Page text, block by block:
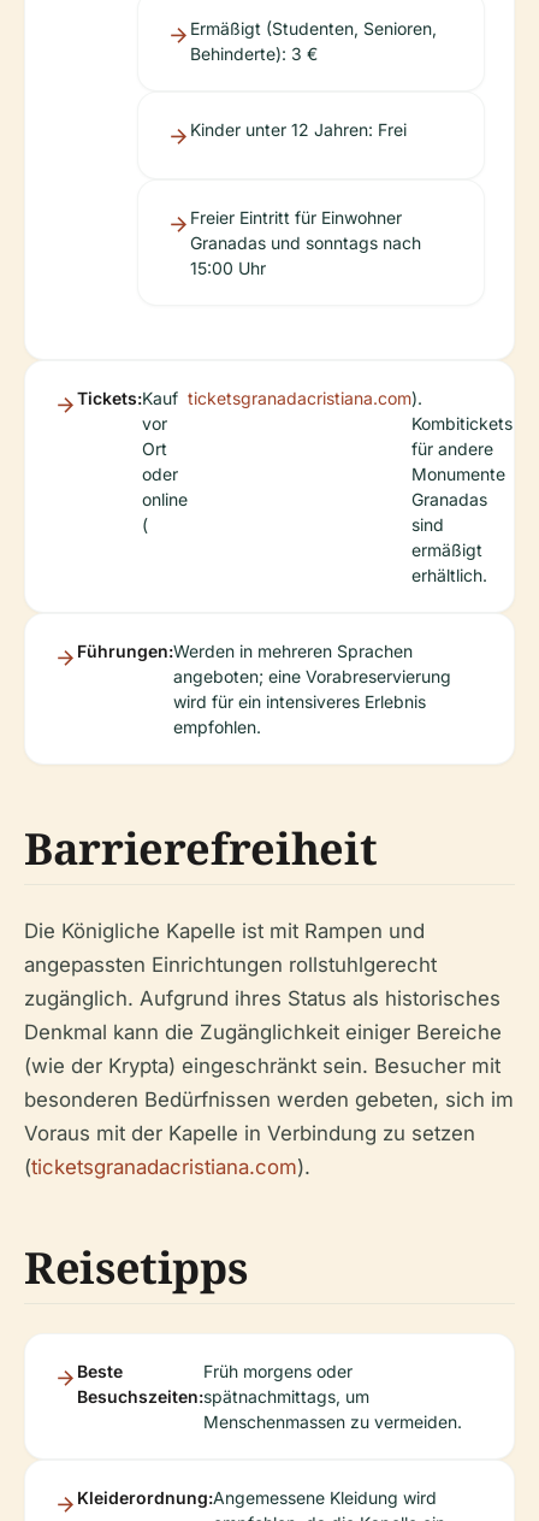
Ermäßigt (Studenten, Senioren,
Behinderte): 3 €
Kinder unter 12 Jahren: Frei
Freier Eintritt für Einwohner
Granadas und sonntags nach
15:00 Uhr
Tickets:Kauf
vor
Ort
oder
online
(
ticketsgranadacristiana.com).
Kombitickets
für andere
Monumente
Granadas
sind
ermäßigt
erhältlich.
Führungen:Werden in mehreren Sprachen
angeboten; eine Vorabreservierung
wird für ein intensiveres Erlebnis
empfohlen.
Barrierefreiheit
Die Königliche Kapelle ist mit Rampen und
angepassten Einrichtungen rollstuhlgerecht
zugänglich. Aufgrund ihres Status als historisches
Denkmal kann die Zugänglichkeit einiger Bereiche
(wie der Krypta) eingeschränkt sein. Besucher mit
besonderen Bedürfnissen werden gebeten, sich im
Voraus mit der Kapelle in Verbindung zu setzen
(ticketsgranadacristiana.com).
Reisetipps
Beste
Besuchszeiten:
Früh morgens oder
spätnachmittags, um
Menschenmassen zu vermeiden.
Kleiderordnung:Angemessene Kleidung wird